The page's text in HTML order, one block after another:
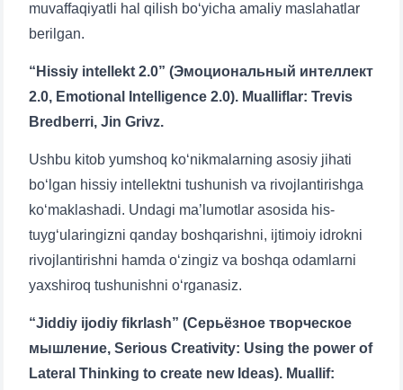
muvaffaqiyatli hal qilish bo‘yicha amaliy maslahatlar
berilgan.
“Hissiy intellekt 2.0” (Эмоциональный интеллект
2.0, Emotional Intelligence 2.0). Mualliflar: Trevis
Bredberri, Jin Grivz.
Ushbu kitob yumshoq ko‘nikmalarning asosiy jihati
bo‘lgan hissiy intellektni tushunish va rivojlantirishga
ko‘maklashadi. Undagi ma’lumotlar asosida his-
tuyg‘ularingizni qanday boshqarishni, ijtimoiy idrokni
rivojlantirishni hamda o‘zingiz va boshqa odamlarni
yaxshiroq tushunishni o‘rganasiz.
“Jiddiy ijodiy fikrlash” (Серьёзное творческое
мышление, Serious Creativity: Using the power of
Lateral Thinking to create new Ideas). Muallif: